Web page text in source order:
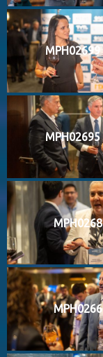
MPH02699
MPH02695